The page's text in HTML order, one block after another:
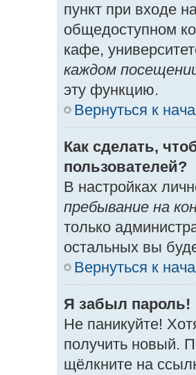
пункт при входе
общедоступном
кафе,
каждом
эту функцию.
Вернуться к
Как сделать,
пользователей?
В настройках
пребывание на
только
остальных вы
Вернуться к
Я забыл пароль!
Не паникуйте!
получить новый.
щёлкните на